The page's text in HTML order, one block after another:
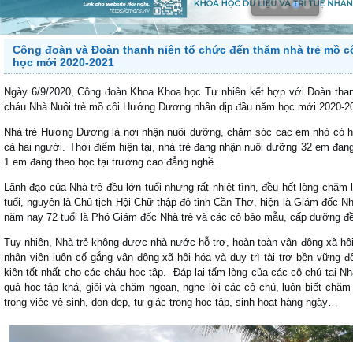
Công đoàn và Đoàn thanh niên tổ chức đến thăm nhà trẻ mồ
học mới 2020-2021
Ngày 6/9/2020, Công đoàn Khoa Khoa học Tự nhiên kết hợp với Đoàn
cháu Nhà Nuôi trẻ mồ côi Hướng Dương nhân dịp đầu năm học mới 2020-
Nhà trẻ Hướng Dương là nơi nhận nuôi dưỡng, chăm sóc các em nhỏ có
cả hai người. Thời điểm hiện tại, nhà trẻ đang nhận nuôi dưỡng 32 em
1 em đang theo học tại trường cao đẳng nghề.
Lãnh đạo của Nhà trẻ đều lớn tuổi nhưng rất nhiệt tình, đều hết lòng
tuổi, nguyên là Chủ tịch Hội Chữ thập đỏ tỉnh Cần Thơ, hiện là Giám đốc
năm nay 72 tuổi là Phó Giám đốc Nhà trẻ và các cô bảo mẫu, cấp dưỡng
Tuy nhiên, Nhà trẻ không được nhà nước hỗ trợ, hoàn toàn vận động xã
nhân viên luôn cố gắng vận động xã hội hóa và duy trì tài trợ bền vững
kiện tốt nhất cho các cháu học tập. Đáp lại tấm lòng của các cô chú tại
quả học tập khá, giỏi và chăm ngoan, nghe lời các cô chú, luôn biết
trong việc vệ sinh, dọn dẹp, tự giác trong học tập, sinh hoạt hàng ngày…